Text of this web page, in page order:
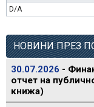
D/A
НОВИНИ ПРЕЗ
30.07.2026 -
отчет на
книжа)